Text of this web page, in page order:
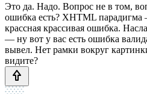
Это да. Надо. Вопрос не в том,
ошибка есть? XHTML
крассная крассивая ошибка.
— ну вот у вас есть ошибка
вывел. Нет рамки вокруг
видите?